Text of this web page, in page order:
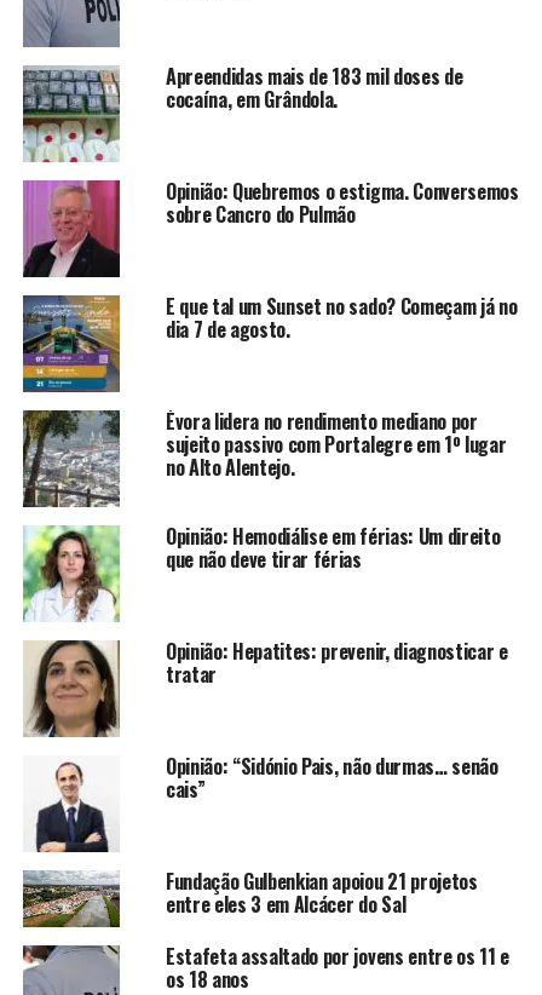
Apreendidas mais de 183 mil doses de
cocaína, em Grândola.
Opinião: Quebremos o estigma. Conversemos
sobre Cancro do Pulmão
E que tal um Sunset no sado? Começam já no
dia 7 de agosto.
Évora lidera no rendimento mediano por
sujeito passivo com Portalegre em 1º lugar
no Alto Alentejo.
Opinião: Hemodiálise em férias: Um direito
que não deve tirar férias
Opinião: Hepatites: prevenir, diagnosticar e
tratar
Opinião: “Sidónio Pais, não durmas… senão
cais”
Fundação Gulbenkian apoiou 21 projetos
entre eles 3 em Alcácer do Sal
Estafeta assaltado por jovens entre os 11 e
os 18 anos